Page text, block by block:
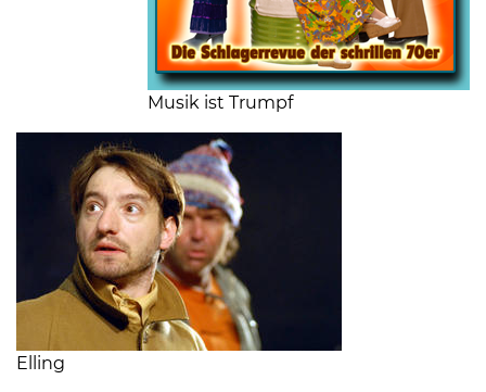
Musik ist Trumpf
Elling